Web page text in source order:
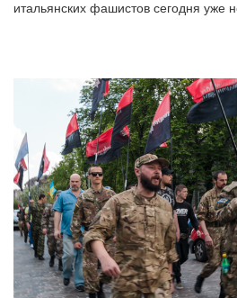
итальянских фашистов сегодня уже